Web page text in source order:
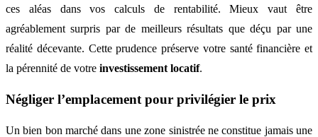
ces aléas dans vos calculs de rentabilité. Mieux vaut être
agréablement surpris par de meilleurs résultats que déçu par une
réalité décevante. Cette prudence préserve votre santé financière et
la pérennité de votre investissement locatif.
Négliger l’emplacement pour privilégier le prix
Un bien bon marché dans une zone sinistrée ne constitue jamais une